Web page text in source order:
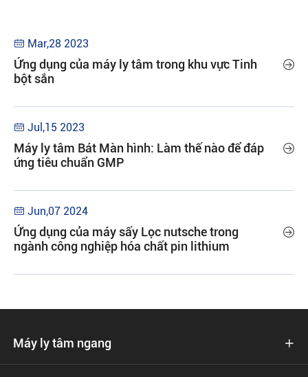
 Mar,28 2023
Ứng dụng của máy ly tâm trong khu vực Tinh
bột sắn

 Jul,15 2023
Máy ly tâm Bát Màn hình: Làm thế nào để đáp
ứng tiêu chuẩn GMP

 Jun,07 2024
Ứng dụng của máy sấy Lọc nutsche trong
ngành công nghiệp hóa chất pin lithium

Máy ly tâm ngang 